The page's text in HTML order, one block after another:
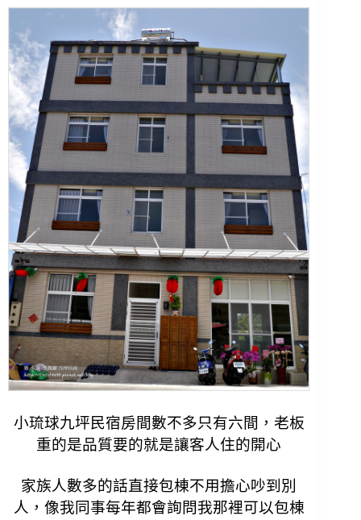
小琉球九坪民宿房間數不多只有六間，老板
重的是品質要的就是讓客人住的開心
家族人數多的話直接包棟不用擔心吵到別
人，像我同事每年都會詢問我那裡可以包棟